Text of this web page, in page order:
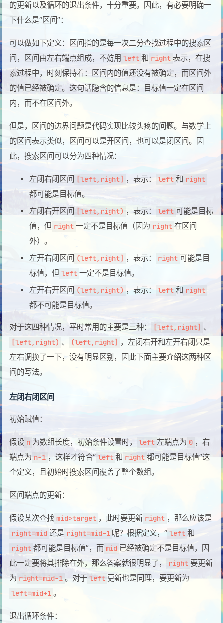
的更新以及循环的退出条件，十分重要。因此，有必要明确一
下什么是“区间”：
可以做如下定义：区间指的是每一次二分查找过程中的搜索区
间，区间由左右端点组成，不妨用 left 和 right 表示，在搜
索过程中，时刻保持着：区间内的值还没有被确定，而区间外
的值已经被确定。这句话隐含的信息是：目标值一定在区间
内，而不在区间外。
但是，区间的边界问题是代码实现比较头疼的问题。与数学上
的区间表示类似，区间可以是开区间，也可以是闭区间。因
此，搜索区间可以分为四种情况：
左闭右闭区间 [left,right] ，表示： left 和 right
都可能是目标值。
左闭右开区间 [left,right) ，表示： left 可能是目标
值，但 right 一定不是目标值（因为 right 在区间
外）。
左开右闭区间 (left,right] ，表示： right 可能是目
标值，但 left 一定不是目标值。
左开右开区间 (left,right) ，表示： left 和 right
都不可能是目标值。
对于这四种情况，平时常用的主要是三种： [left,right] 、
[left,right) 、 (left,right] ，左闭右开和左开右闭只是
左右调换了一下，没有明显区别，因此下面主要介绍这两种区
间的写法。
左闭右闭区间
初始赋值：
假设 n 为数组长度，初始条件设置时， left 左端点为 0 ，右
端点为 n-1 ，这样才符合“ left 和 right 都可能是目标值”这
个定义，且初始时搜索区间覆盖了整个数组。
区间端点的更新：
假设某次查找 mid>target ，此时要更新 right ，那么应该是
right=mid 还是 right=mid-1 呢？根据定义，“ left 和
right 都可能是目标值”，而 mid 已经被确定不是目标值，因
此一定要将其排除在外，那么答案就很明显了，
right 要更新
为 right=mid-1 。对于 left 更新也是同理，要更新为
left=mid+1 。
退出循环条件：